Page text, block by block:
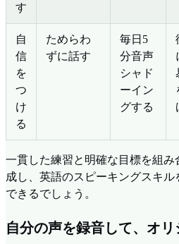
す
自
信
を
つ
け
る
ためらわ
ずに話す
毎日5
分音声
シャド
ーイン
グする
一貫した練習と明確な目標を組
成し、英語のスピーキングスキ
できるでしょう。
自分の声を録音して、オ